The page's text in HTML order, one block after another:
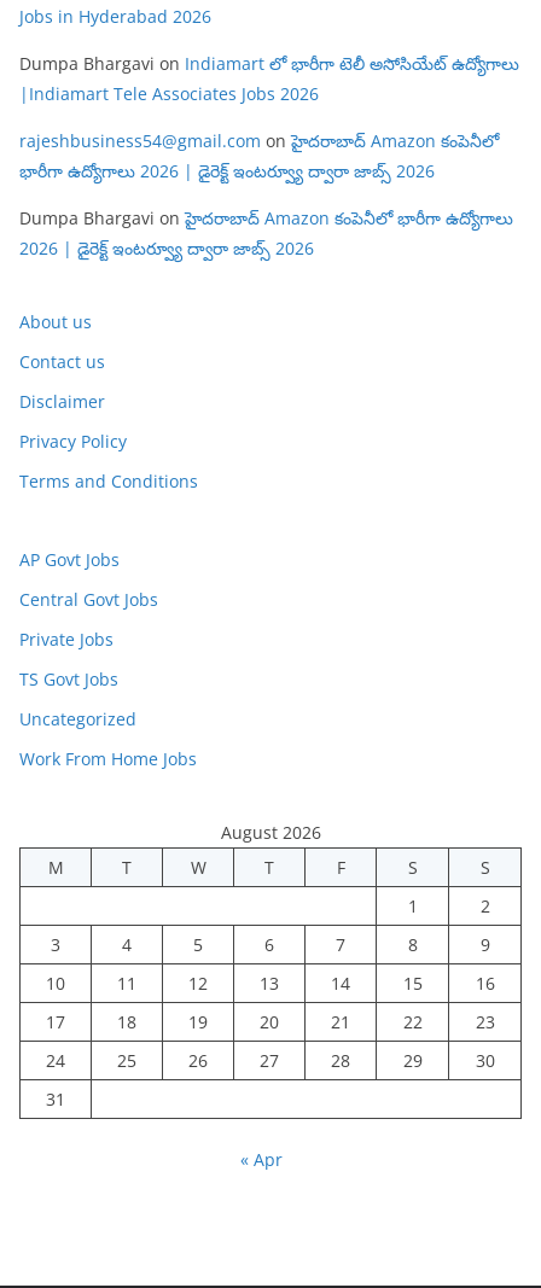
Jobs in Hyderabad 2026
Dumpa Bhargavi on Indiamart లో భారీగా టెలీ అసోసియేట్ ఉద్యోగాలు
|Indiamart Tele Associates Jobs 2026
rajeshbusiness54@gmail.com onహైదరాబాద్ Amazon కంపెనీలో
భారీగా ఉద్యోగాలు 2026 | డైరెక్ట్ ఇంటర్వ్యూ ద్వారా జాబ్స్ 2026
Dumpa Bhargavi onహైదరాబాద్ Amazon కంపెనీలో భారీగా ఉద్యోగాలు
2026 | డైరెక్ట్ ఇంటర్వ్యూ ద్వారా జాబ్స్ 2026
About us
Contact us
Disclaimer
Privacy Policy
Terms and Conditions
AP Govt Jobs
Central Govt Jobs
Private Jobs
TS Govt Jobs
Uncategorized
Work From Home Jobs
August 2026
M
T W T F S
S
1
2
3
4 5 6 7 8
9
10
11 12 13 14 15
16
17
18 19 20 21 22
23
24
25 26 27 28 29
30
31
« Apr